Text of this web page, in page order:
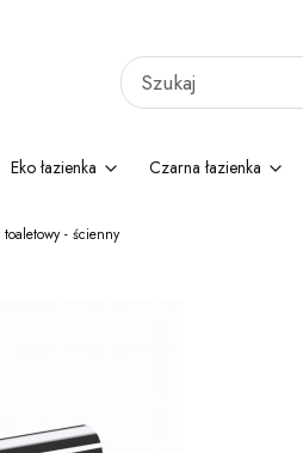
Eko łazienka Czarna łazienka
- ścienny